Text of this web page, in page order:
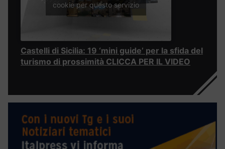
cookie per questo servizio
Castelli di Sicilia: 19 ‘mini guide’ per la sfida del
turismo di prossimità CLICCA PER IL VIDEO